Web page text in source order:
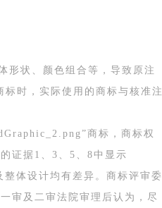
形状、颜色组合等，导致原注
时，实际使用的商标与核准注
”商标，商标权
证据1、3、5、8中显示
体设计均有差异。商标评审委
审及二审法院审理后认为，尽